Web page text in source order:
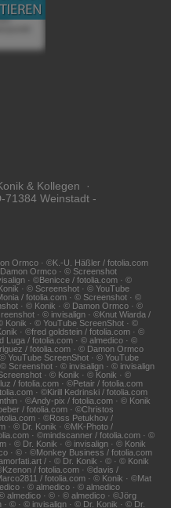
& Kollegen ·
Weinstadt -
Ormco · ©K.-U. Häßler / fotolia.com
Ormco · © Screenshot
· ©Benicce / fotolia.com · ©
· © Screenshot · © YouTube
/ fotolia.com · © Screenshot · ©
· © Konik · © Damon Ormco · ©
· © invisalign · ©Knut Wiarda /
Konik · © YouTube ScreenShot · ©
· ©fred goldstein / fotolia.com · ©
Luga / fotolia.com · © almedico · ©
/ fotolia.com · © Damon Ormco
YouTube ScreenShot · © YouTube
Screenshot · © invisalign · © invisalign
· © Konik · © Konik · ©
/ fotolia.com · ©Petair / fotolia.com
· ©Kirill Kedrinski / fotolia.com
· ©Andy-pix / fotolia.com · © Konik
/ fotolia.com · ©Christos
· ©Ross Petukhov /
· © Dr. Konik · ©MK-Photo /
· ©mindscanner / fotolia.com · ©
· © Dr. Konik · © invisalign · © Konik
· © · ©Monkey Business / fotolia.com
/ · © Dr. Konik · © · © Konik
/ fotolia.com · ©davis /
/ fotolia.com · © Konik · ©Mat
· © almedico · © almedico
almedico · © · © almedico · ©Jörg
© · © invisalign · © Dr. Konik · © Dr.